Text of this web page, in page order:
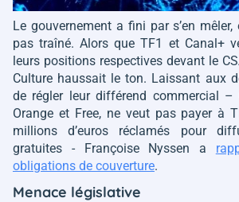
Le gouvernement a fini par s’en mêler,
pas traîné. Alors que TF1 et Canal+
leurs positions respectives devant le
Culture haussait le ton. Laissant aux
de régler leur différend commercial –
Orange et Free, ne veut pas payer à
millions d’euros réclamés pour
gratuites - Françoise Nyssen a
obligations de couverture.
Menace législative